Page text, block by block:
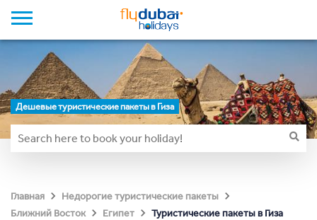
Дешевые туристические пакеты в Гиза
Главная
Недорогие туристические пакеты
Ближний Восток
Египет Туристические пакеты в Гиза